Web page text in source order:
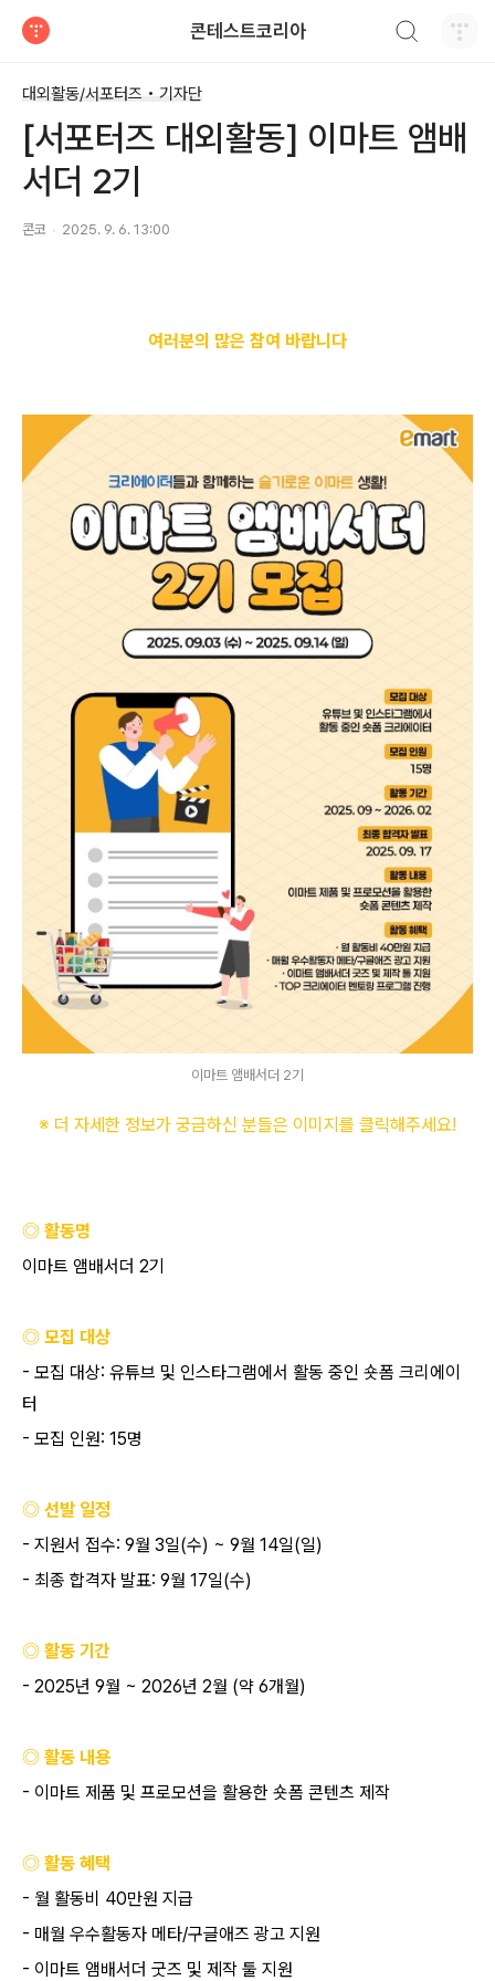
콘테스트코리아
대외활동/서포터즈 • 기자단
[서포터즈 대외활동] 이마트 앰배
서더 2기
콘코 2025. 9. 6. 13:00
여러분의 많은 참여 바랍니다
이마트 앰배서더 2기
※ 더 자세한 정보가 궁금하신 분들은 이미지를 클릭해주세요!
◎ 활동명
이마트 앰배서더 2기
◎ 모집 대상
- 모집 대상: 유튜브 및 인스타그램에서 활동 중인 숏폼 크리에이
터
- 모집 인원: 15명
◎ 선발 일정
- 지원서 접수: 9월 3일(수) ~ 9월 14일(일)
- 최종 합격자 발표: 9월 17일(수)
◎ 활동 기간
- 2025년 9월 ~ 2026년 2월 (약 6개월)
◎ 활동 내용
- 이마트 제품 및 프로모션을 활용한 숏폼 콘텐츠 제작
◎ 활동 혜택
- 월 활동비 40만원 지급
- 매월 우수활동자 메타/구글애즈 광고 지원
- 이마트 앰배서더 굿즈 및 제작 툴 지원